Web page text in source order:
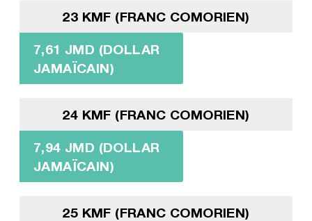
23 KMF (FRANC COMORIEN)
7,61 JMD (DOLLAR
JAMAÏCAIN)
24 KMF (FRANC COMORIEN)
7,94 JMD (DOLLAR
JAMAÏCAIN)
25 KMF (FRANC COMORIEN)